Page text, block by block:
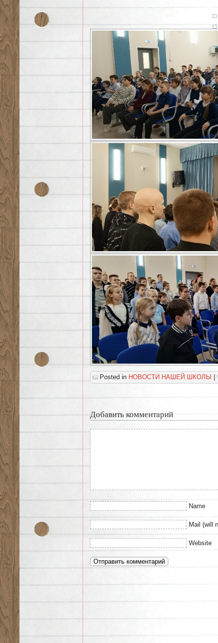
Posted in НОВОСТИ НАШЕЙ ШКОЛЫ |
Добавить комментарий
Name
Mail (will
Website